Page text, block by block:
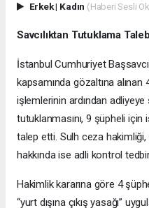
Erkek| Kadın (Haberi Sesli
Savcılıktan Tutuklama
İstanbul Cumhuriyet
kapsamında gözaltına
işlemlerinin ardından adliyeye
tutuklanmasını, 9 şüpheli için
talep etti. Sulh ceza hakimliği,
hakkında ise adli kontrol
Hakimlik kararına göre 4
“yurt dışına çıkış yasağı”